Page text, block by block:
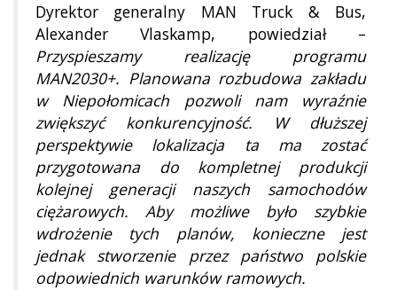
Dyrektor generalny MAN Truck & Bus,
Alexander Vlaskamp, powiedział –
Przyspieszamy realizację programu
MAN2030+. Planowana rozbudowa zakładu
w Niepołomicach pozwoli nam wyraźnie
zwiększyć konkurencyjność. W dłuższej
perspektywie lokalizacja ta ma zostać
przygotowana do kompletnej produkcji
kolejnej generacji naszych samochodów
ciężarowych. Aby możliwe było szybkie
wdrożenie tych planów, konieczne jest
jednak stworzenie przez państwo polskie
odpowiednich warunków ramowych.